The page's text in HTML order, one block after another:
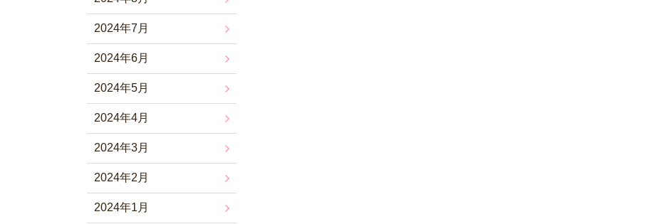
2024年7月
2024年6月
2024年5月
2024年4月
2024年3月
2024年2月
2024年1月